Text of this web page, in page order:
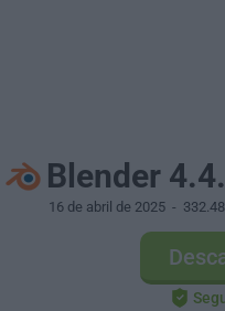
Blender
16 de abril de 2025 -